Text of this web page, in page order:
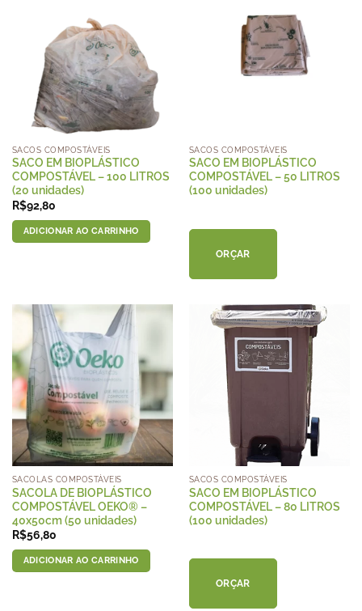
SACOS COMPOSTÁVEIS
SACO EM BIOPLÁSTICO
COMPOSTÁVEL – 100 LITROS
(20 unidades)
R$92,80
ADICIONAR AO CARRINHO
SACOS COMPOSTÁVEIS
SACO EM BIOPLÁSTICO
COMPOSTÁVEL – 50 LITROS
(100 unidades)
ORÇAR
SACOLAS COMPOSTÁVEIS
SACOLA DE BIOPLÁSTICO
COMPOSTÁVEL OEKO® –
40x50cm (50 unidades)
R$56,80
ADICIONAR AO CARRINHO
SACOS COMPOSTÁVEIS
SACO EM BIOPLÁSTICO
COMPOSTÁVEL – 80 LITROS
(100 unidades)
ORÇAR